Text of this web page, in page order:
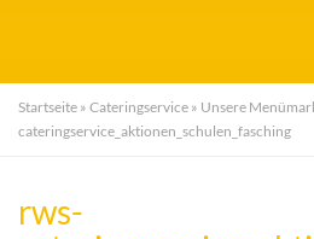
Startseite » Cateringservice » Unsere
cateringservice_aktionen_schulen_fasching
rws-